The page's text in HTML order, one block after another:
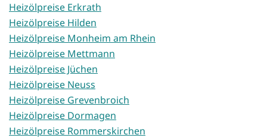
Heizölpreise Erkrath
Heizölpreise Hilden
Heizölpreise Monheim am Rhein
Heizölpreise Mettmann
Heizölpreise Jüchen
Heizölpreise Neuss
Heizölpreise Grevenbroich
Heizölpreise Dormagen
Heizölpreise Rommerskirchen